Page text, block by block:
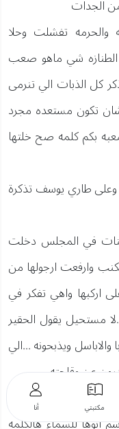
الجدات
تفشلت وحلا
شي ماهو صعب
كل الذبات الي تنرمى
تكون مستعده مجرد
بكم كلمه صح خلتها
وعلى طاري يوسف تذكرة
في المجلس دخلت
وارفعت ارجولها من
اركبها واهي تفكر في
مستحيل يقول الحقير
ويذبحونه ...الي
عن وقاحته
يوسف واهو يقارنها
للسماء هالكلمه
مكتبتي أنا